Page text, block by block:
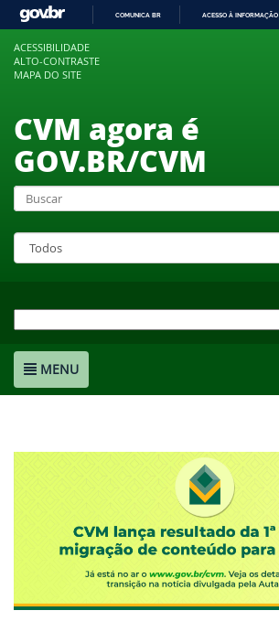
COMUNICA BR ACESSO À INFORMAÇÃO
ACESSIBILIDADE
ALTO-CONTRASTE
MAPA DO SITE
CVM agora é
GOV.BR/CVM
MENU